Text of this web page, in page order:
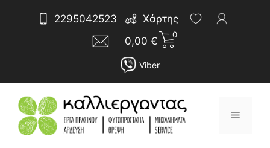
2295042523
Χάρτης
0,00 €
0
Viber
Μενού